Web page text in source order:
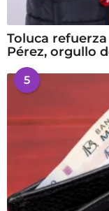
Toluca
Pérez, orgullo
5